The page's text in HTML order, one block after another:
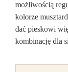
możliwością
kolorze
dać pieskowi
kombinację dla